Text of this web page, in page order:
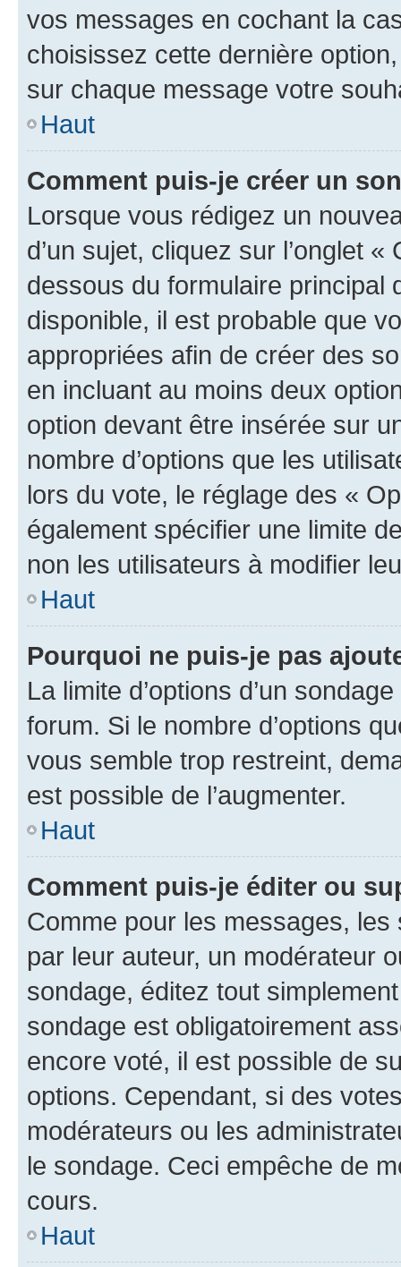
vos messages en cochant la
choisissez cette dernière
sur chaque message votre
Haut
Comment puis-je créer un
Lorsque vous rédigez un
d’un sujet, cliquez sur l’onglet
dessous du formulaire principal
disponible, il est probable que
appropriées afin de créer des
en incluant au moins deux
option devant être insérée sur
nombre d’options que les
lors du vote, le réglage des «
également spécifier une limite
non les utilisateurs à modifier
Haut
Pourquoi ne puis-je pas
La limite d’options d’un
forum. Si le nombre d’options
vous semble trop restreint,
est possible de l’augmenter.
Haut
Comment puis-je éditer ou
Comme pour les messages,
par leur auteur, un modérateur
sondage, éditez tout
sondage est obligatoirement
encore voté, il est possible de
options. Cependant, si des
modérateurs ou les
le sondage. Ceci empêche de
cours.
Haut